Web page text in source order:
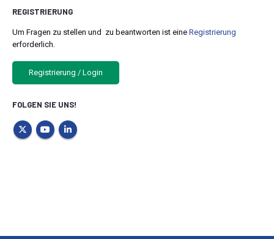
REGISTRIERUNG
Um Fragen zu stellen und zu beantworten ist eine Registrierung
erforderlich.
Registrierung / Login
FOLGEN SIE UNS!